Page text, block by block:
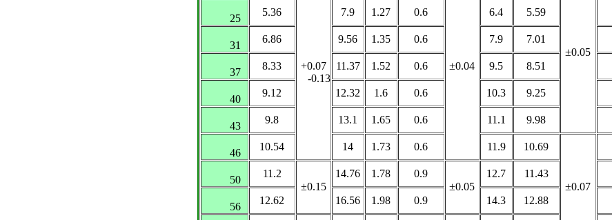
+0.07
-0.13
±0.04
±0.05
25
5.36 7.9 1.27 0.6 6.4 5.59
31
6.86 9.56 1.35 0.6 7.9 7.01
37
8.33 11.37 1.52 0.6 9.5 8.51
40
9.12 12.32 1.6 0.6 10.3 9.25
43
9.8 13.1 1.65 0.6 11.1 9.98
46
10.54 14 1.73 0.6 11.9 10.69
±0.07
50
11.2
±0.15
14.76 1.78
0.9
±0.05
12.7 11.43
56
12.62 16.56 1.98 0.9 14.3 12.88